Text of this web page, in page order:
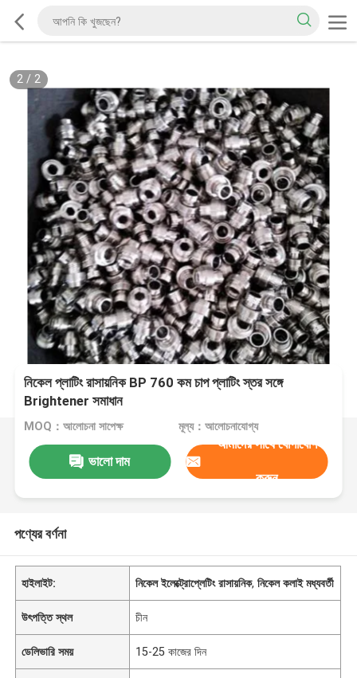
2/ 2
নিকেল প্লাটিং রাসায়নিক BP 760 কম চাপ প্লাটিং স্তর সঙ্গে
Brightener সমাধান
MOQ：আলোচনা সাপেক্ষ মূল্য：আলোচনাযোগ্য
ভালো দাম
আমাদের সাথে যোগাযোগ
করুন
পণ্যের বর্ণনা
হাইলাইট: নিকেল ইলেক্ট্রোপ্লেটিং রাসায়নিক,নিকেল কলাই মধ্যবর্তী
উৎপত্তি স্থল চীন
ডেলিভারি সময় 15-25 কাজের দিন